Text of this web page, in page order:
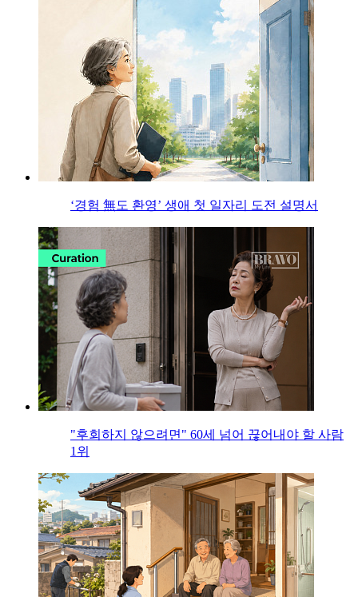
‘경험 無도 환영’ 생애 첫 일자리 도전 설명서
"후회하지 않으려면" 60세 넘어 끊어내야 할 사람
1위